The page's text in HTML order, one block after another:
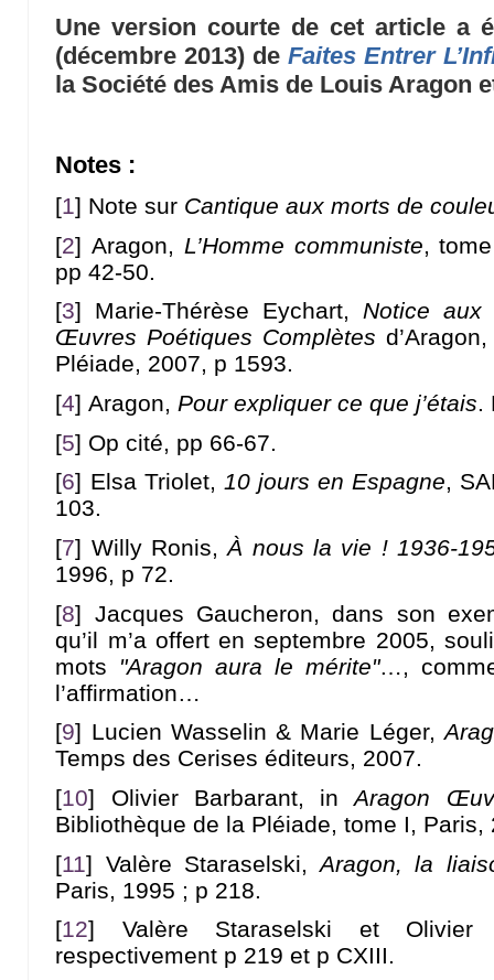
Une version courte de cet article a
(décembre 2013) deFaites Entrer
la Société des Amis de Louis Aragon
Notes :
[1] Note sur Cantique aux morts de
[2]Aragon, L’Homme communiste,
pp 42-50.
[3] Marie-Thérèse Eychart, Notice aux
Œuvres Poétiques Complètes
Pléiade, 2007, p 1593.
[4]Aragon, Pour expliquer ce que j’étais.
[5] Op cité, pp 66-67.
[6] Elsa Triolet, 10 jours en Espagne,
103.
[7] Willy Ronis,À nous la vie ! 1936-
1996, p 72.
[8] Jacques Gaucheron, dans son
qu’il m’a offert en septembre 2005,
mots "Aragon aura le mérite"…,
l’affirmation…
[9] Lucien Wasselin & Marie Léger,
Temps des Cerises éditeurs, 2007.
[10] Olivier Barbarant, inAragon
Bibliothèque de la Pléiade, tome I,
[11] Valère Staraselski,Aragon, la
Paris, 1995 ; p 218.
[12] Valère Staraselski et
respectivement p 219 et p CXIII.